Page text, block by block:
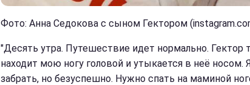
Фото: Анна Седокова с сыном Гектором
"Десять утра. Путешествие идет нормально. Гектор
находит мою ногу головой и утыкается в неё носом.
забрать, но безуспешно. Нужно спать на маминой